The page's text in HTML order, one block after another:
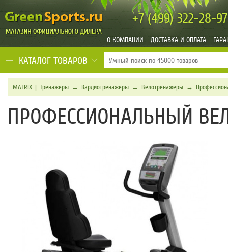
+7 (499)322-28-97
О КОМПАНИИ ДОСТАВКА И ОПЛАТА
КАТАЛОГ ТОВАРОВ
MATRIX | Тренажеры → Кардиотренажеры → Велотренажеры →
ПРОФЕССИОНАЛЬНЫЙ